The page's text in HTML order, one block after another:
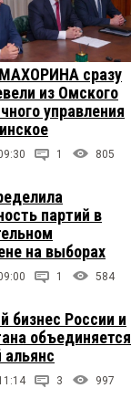
между супругами
и
А супруги
нибудь
например со
сразу
из Омского
управления
1 805
партий в
на выборах
1 584
бизнес России и
объединяется
3 997